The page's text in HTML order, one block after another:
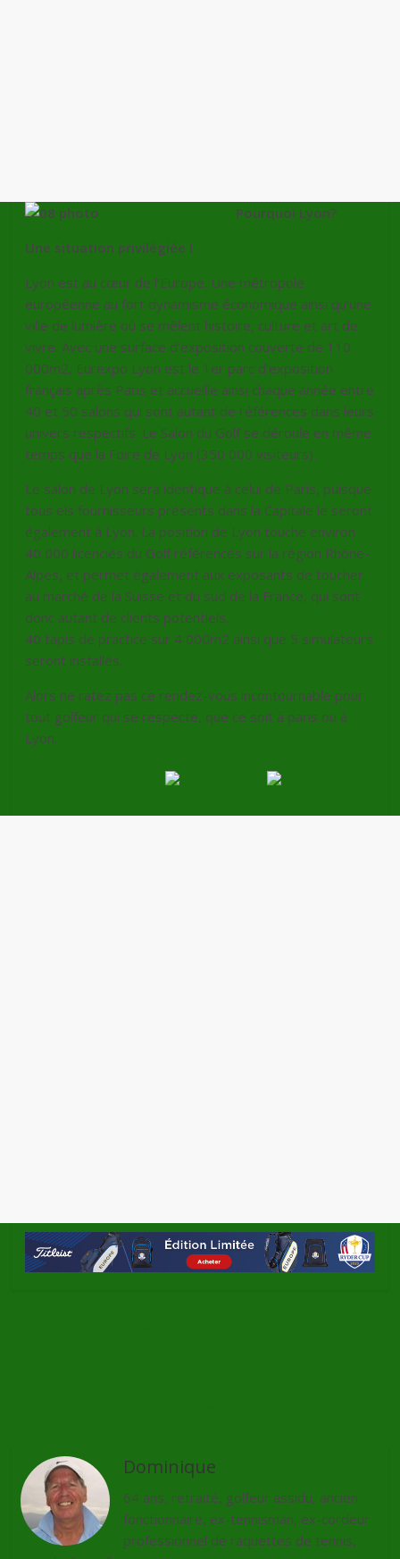
Pourquoi Lyon?
Une situation privilégiée !
Lyon est au cœur de l’Europe. Une métropole
européenne au fort dynamisme économique ainsi qu’une
ville de lumière où se mêlent histoire, culture et art de
vivre. Avec une surface d’exposition couverte de 110
000m2, Eurexpo Lyon est le 1er parc d’exposition
français après Paris et accueille ainsi chaque année entre
40 et 50 salons qui sont autant de références dans leurs
univers respectifs. Le Salon du Golf se déroule en même
temps que la Foire de Lyon (350 000 visiteurs).
Le salon de Lyon sera identique à celui de Paris, puisque
tous els fournisseurs présents dans la Capitale le seront
également à Lyon. La position de Lyon touche environ
40 000 licenciés du Golf référencés sur la région Rhône-
Alpes, et permet également aux exposants de toucher
au marché de la Suisse et du sud de la France, qui sont
donc autant de clients potentiels.
40 tapis de practice sur 4 000m2 ainsi que 5 simulateurs
seront installés.
Alors ne ratez pas ce rendez-vous incontournable pour
tout golfeur qui se respecte, que ce soit à paris ou à
Lyon.
Dominique
64 ans, retraité, golfeur assidu, ancien
fonctionnaire, ex-tennisman, ex-cordeur
professionnel de raquettes de tennis,